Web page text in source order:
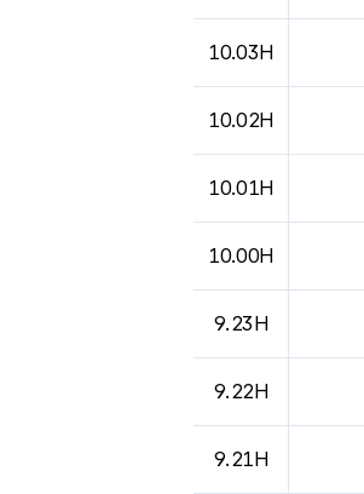
10.03H
10.02H
10.01H
10.00H
9.23H
9.22H
9.21H